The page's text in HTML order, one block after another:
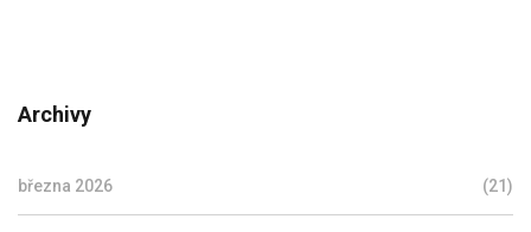
Archivy
března 2026 (21)